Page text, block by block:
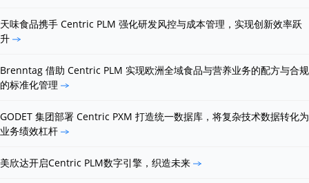
天味食品携手 Centric PLM 强化研发风控与成本管理，实现创新效率跃
升
Brenntag 借助 Centric PLM 实现欧洲全域食品与营养业务的配方与合规
的标准化管理
GODET 集团部署 Centric PXM 打造统一数据库，将复杂技术数据转化为
业务绩效杠杆
美欣达开启Centric PLM数字引擎，织造未来